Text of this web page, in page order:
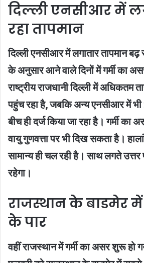
दिल्ली एनसीआर में
रहा तापमान
दिल्ली एनसीआर में लगातार तापमान बढ़
के अनुसार आने वाले दिनों में गर्मी का
राष्ट्रीय राजधानी दिल्ली में अधिकतम
पहुंच रहा है, जबकि अन्य एनसीआर में
बीच ही दर्ज किया जा रहा है। गर्मी का
वायु गुणवत्ता पर भी दिख सकता है।
सामान्य ही चल रही है। साथ लगते उत्तर
रहेगा।
राजस्थान के बाडमेर
के पार
वहीं राजस्थान में गर्मी का असर शुरू हो